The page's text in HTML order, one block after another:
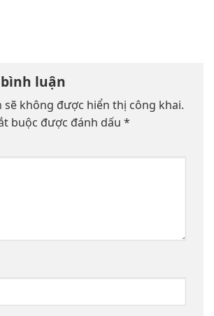
luận
sẽ không được hiển thị công khai.
buộc được đánh dấu *